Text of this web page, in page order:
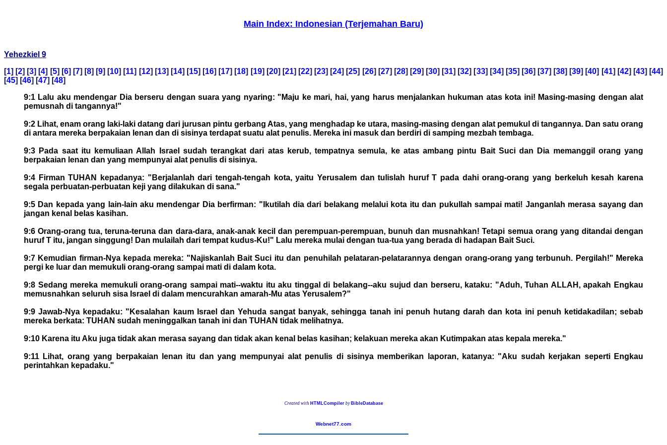
Main Index: Indonesian (Terjemahan Baru)
Yehezkiel 9
[1] [2] [3] [4] [5] [6] [7] [8] [9] [10] [11] [12] [13] [14] [15] [16] [17] [18] [19] [20] [21] [22] [23] [24] [25] [26] [27] [28] [29] [30] [31] [32] [33] [34] [35] [36] [37] [38] [39] [40] [41] [42] [43] [44]
[45] [46] [47] [48]
9:1 Lalu aku mendengar Dia berseru dengan suara yang nyaring: "Maju ke mari, hai, yang harus menjalankan hukuman atas kota ini! Masing-masing dengan alat
pemusnah di tangannya!"
9:2 Lihat, enam orang laki-laki datang dari jurusan pintu gerbang Atas, yang menghadap ke utara, masing-masing dengan alat pemukul di tangannya. Dan satu orang
di antara mereka berpakaian lenan dan di sisinya terdapat suatu alat penulis. Mereka ini masuk dan berdiri di samping mezbah tembaga.
9:3 Pada saat itu kemuliaan Allah Israel sudah terangkat dari atas kerub, tempatnya semula, ke atas ambang pintu Bait Suci dan Dia memanggil orang yang
berpakaian lenan dan yang mempunyai alat penulis di sisinya.
9:4 Firman TUHAN kepadanya: "Berjalanlah dari tengah-tengah kota, yaitu Yerusalem dan tulislah huruf T pada dahi orang-orang yang berkeluh kesah karena
segala perbuatan-perbuatan keji yang dilakukan di sana."
9:5 Dan kepada yang lain-lain aku mendengar Dia berfirman: "Ikutilah dia dari belakang melalui kota itu dan pukullah sampai mati! Janganlah merasa sayang dan
jangan kenal belas kasihan.
9:6 Orang-orang tua, teruna-teruna dan dara-dara, anak-anak kecil dan perempuan-perempuan, bunuh dan musnahkan! Tetapi semua orang yang ditandai dengan
huruf T itu, jangan singgung! Dan mulailah dari tempat kudus-Ku!" Lalu mereka mulai dengan tua-tua yang berada di hadapan Bait Suci.
9:7 Kemudian firman-Nya kepada mereka: "Najiskanlah Bait Suci itu dan penuhilah pelataran-pelatarannya dengan orang-orang yang terbunuh. Pergilah!" Mereka
pergi ke luar dan memukuli orang-orang sampai mati di dalam kota.
9:8 Sedang mereka memukuli orang-orang sampai mati--waktu itu aku tinggal di belakang--aku sujud dan berseru, kataku: "Aduh, Tuhan ALLAH, apakah Engkau
memusnahkan seluruh sisa Israel di dalam mencurahkan amarah-Mu atas Yerusalem?"
9:9 Jawab-Nya kepadaku: "Kesalahan kaum Israel dan Yehuda sangat banyak, sehingga tanah ini penuh hutang darah dan kota ini penuh ketidakadilan; sebab
mereka berkata: TUHAN sudah meninggalkan tanah ini dan TUHAN tidak melihatnya.
9:10 Karena itu Aku juga tidak akan merasa sayang dan tidak akan kenal belas kasihan; kelakuan mereka akan Kutimpakan atas kepala mereka."
9:11 Lihat, orang yang berpakaian lenan itu dan yang mempunyai alat penulis di sisinya memberikan laporan, katanya: "Aku sudah kerjakan seperti Engkau
perintahkan kepadaku."
Created with HTMLCompilerby BibleDatabase
Webnet77.com